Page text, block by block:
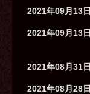
2021年09月13日
2021年09月13日
2021年08月31日
2021年08月28日